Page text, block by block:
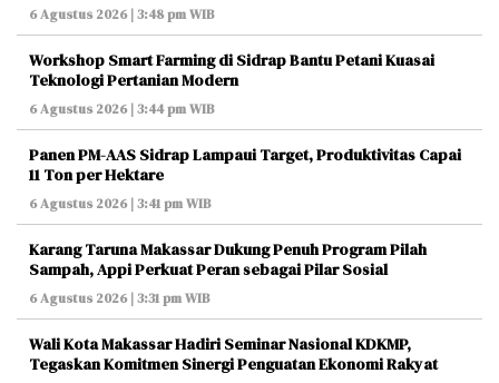
6 Agustus 2026 | 3:48 pm WIB
Workshop Smart Farming di Sidrap Bantu Petani Kuasai
Teknologi Pertanian Modern
6 Agustus 2026 | 3:44 pm WIB
Panen PM-AAS Sidrap Lampaui Target, Produktivitas Capai
11 Ton per Hektare
6 Agustus 2026 | 3:41 pm WIB
Karang Taruna Makassar Dukung Penuh Program Pilah
Sampah, Appi Perkuat Peran sebagai Pilar Sosial
6 Agustus 2026 | 3:31 pm WIB
Wali Kota Makassar Hadiri Seminar Nasional KDKMP,
Tegaskan Komitmen Sinergi Penguatan Ekonomi Rakyat